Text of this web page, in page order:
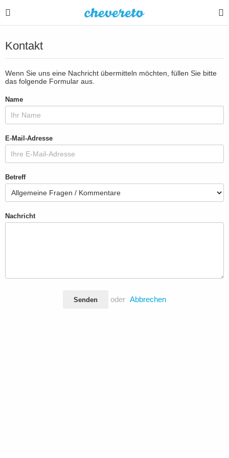
Kontakt
Wenn Sie uns eine Nachricht übermitteln möchten, füllen Sie bitte
das folgende Formular aus.
Name
E-Mail-Adresse
Betreff
Nachricht
Senden oder Abbrechen